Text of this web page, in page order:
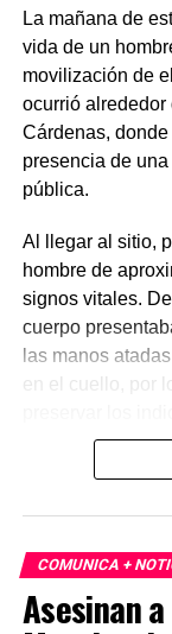
La mañana de
vida de un
movilización de
ocurrió alrededor
Cárdenas,
presencia de
pública.
Al llegar al sitio,
hombre de
signos vitales.
cuerpo
las manos
en el cuello, por
Las primeras
madrugada.
Forense realizó
carpeta de
este homicidio.
COMUNICA +
Asesinan